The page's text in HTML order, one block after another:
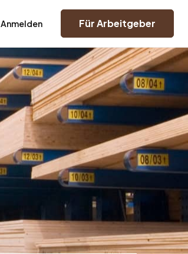
Anmelden Für Arbeitgeber